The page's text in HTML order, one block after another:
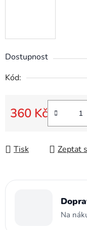
Dostupnost
Kód:
360 Kč
Měrná cena:
Tisk Zeptat
Na